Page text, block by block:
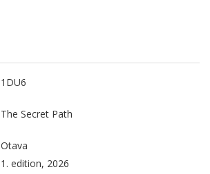
1DU6
The Secret Path
Otava
1. edition, 2026